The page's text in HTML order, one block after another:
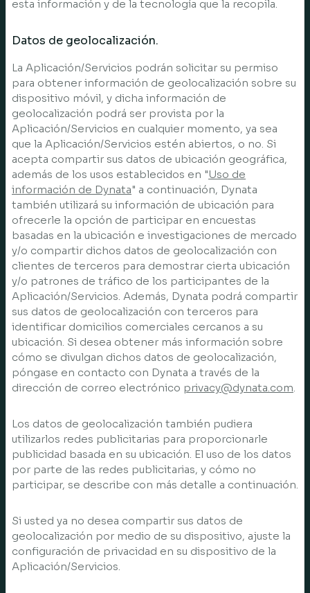
esta información y de la tecnología que la recopila.
Datos de geolocalización.
La Aplicación/Servicios podrán solicitar su permiso
para obtener información de geolocalización sobre su
dispositivo móvil, y dicha información de
geolocalización podrá ser provista por la
Aplicación/Servicios en cualquier momento, ya sea
que la Aplicación/Servicios estén abiertos, o no. Si
acepta compartir sus datos de ubicación geográfica,
además de los usos establecidos en "Uso de
información de Dynata" a continuación, Dynata
también utilizará su información de ubicación para
ofrecerle la opción de participar en encuestas
basadas en la ubicación e investigaciones de mercado
y/o compartir dichos datos de geolocalización con
clientes de terceros para demostrar cierta ubicación
y/o patrones de tráfico de los participantes de la
Aplicación/Servicios. Además, Dynata podrá compartir
sus datos de geolocalización con terceros para
identificar domicilios comerciales cercanos a su
ubicación. Si desea obtener más información sobre
cómo se divulgan dichos datos de geolocalización,
póngase en contacto con Dynata a través de la
dirección de correo electrónico privacy@dynata.com.
Los datos de geolocalización también pudiera
utilizarlos redes publicitarias para proporcionarle
publicidad basada en su ubicación. El uso de los datos
por parte de las redes publicitarias, y cómo no
participar, se describe con más detalle a continuación.
Si usted ya no desea compartir sus datos de
geolocalización por medio de su dispositivo, ajuste la
configuración de privacidad en su dispositivo de la
Aplicación/Servicios.